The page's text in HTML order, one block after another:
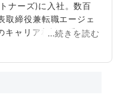
ナーズ)に入社。数百
取締役兼転職エージェ
キャリア相談に乗る。
...続きを読む